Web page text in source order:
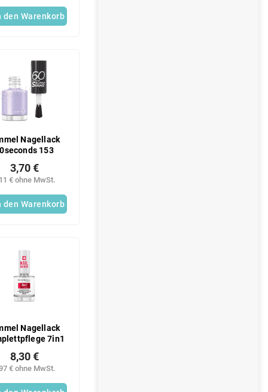
den Warenkorb
Nagellack
153
€ ohne MwSt.
3,70 €
den Warenkorb
Nagellack
7in1
€ ohne MwSt.
8,30 €